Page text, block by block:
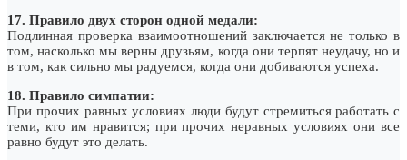
17. Правило двух сторон одной медали:
Подлинная проверка взаимоотношений заключается не только в
том, насколько мы верны друзьям, когда они терпят неудачу, но и
в том, как сильно мы радуемся, когда они добиваются успеха.
18. Правило симпатии:
При прочих равных условиях люди будут стремиться работать с
теми, кто им нравится; при прочих неравных условиях они все
равно будут это делать.